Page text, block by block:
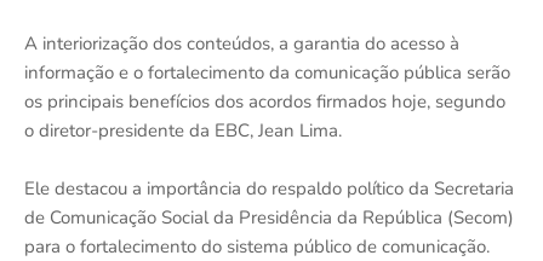
A interiorização dos conteúdos, a garantia do acesso à
informação e o fortalecimento da comunicação pública serão
os principais benefícios dos acordos firmados hoje, segundo
o diretor-presidente da EBC, Jean Lima.
Ele destacou a importância do respaldo político da Secretaria
de Comunicação Social da Presidência da República (Secom)
para o fortalecimento do sistema público de comunicação.